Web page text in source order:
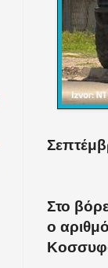
Στο
ο